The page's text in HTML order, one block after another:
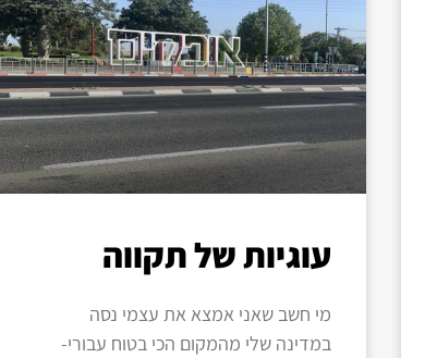
עוגיות של תקווה
מי חשב שאני אמצא את עצמי נסה
במדינה שלי מהמקום הכי בטוח עבורי-